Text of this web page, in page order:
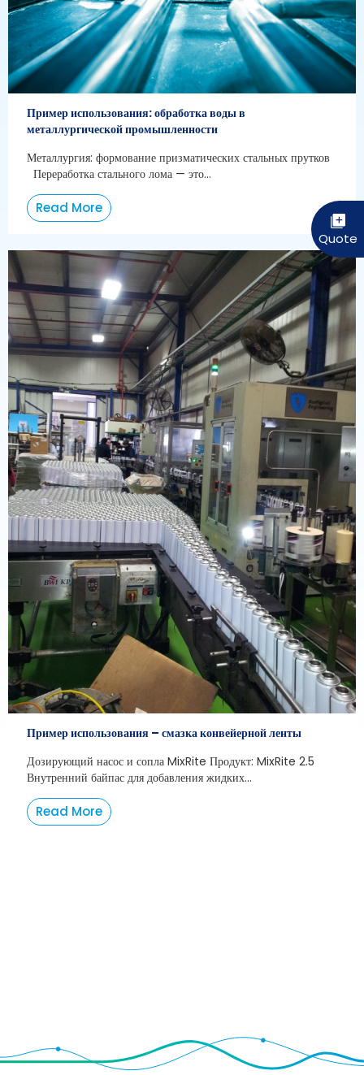
Пример использования: обработка воды в
металлургической промышленности
Металлургия: формование призматических стальных прутков
Переработка стального лома — это...
Read More
Пример использования – смазка конвейерной ленты
Дозирующий насос и сопла MixRite Продукт: MixRite 2.5
Внутренний байпас для добавления жидких...
Read More